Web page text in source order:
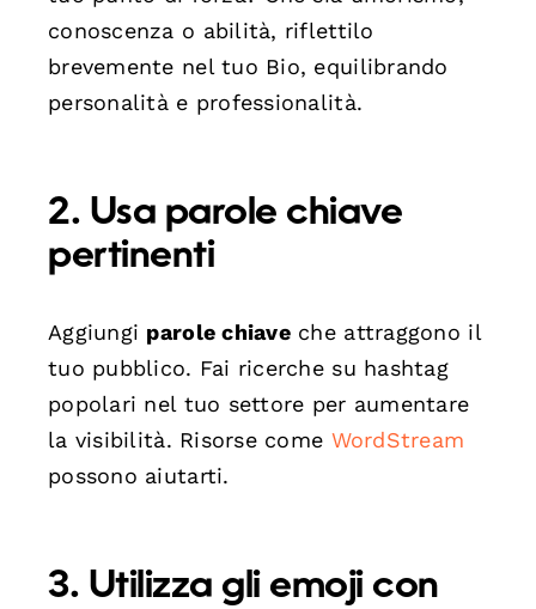
conoscenza o abilità, riflettilo
brevemente nel tuo Bio, equilibrando
personalità e professionalità.
2. Usa parole chiave
pertinenti
Aggiungi parole chiaveche attraggono il
tuo pubblico. Fai ricerche su hashtag
popolari nel tuo settore per aumentare
la visibilità. Risorse come WordStream
possono aiutarti.
3. Utilizza gli emoji con